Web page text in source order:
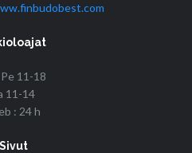
11-18
11-14
: 24 h
Sivut